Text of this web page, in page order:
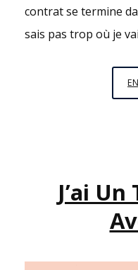
contrat se termine
sais pas trop où je
J’ai